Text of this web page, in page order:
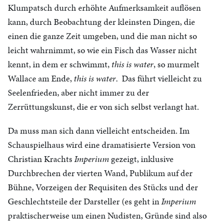
Klumpatsch durch erhöhte Aufmerksamkeit auflösen
kann, durch Beobachtung der kleinsten Dingen, die
einen die ganze Zeit umgeben, und die man nicht so
leicht wahrnimmt, so wie ein Fisch das Wasser nicht
kennt, in dem er schwimmt, this is water, so murmelt
Wallace am Ende, this is water. Das führt vielleicht zu
Seelenfrieden, aber nicht immer zu der
Zerrüttungskunst, die er von sich selbst verlangt hat.
Da muss man sich dann vielleicht entscheiden. Im
Schauspielhaus wird eine dramatisierte Version von
Christian Krachts Imperium gezeigt, inklusive
Durchbrechen der vierten Wand, Publikum auf der
Bühne, Vorzeigen der Requisiten des Stücks und der
Geschlechtsteile der Darsteller (es geht inImperium
praktischerweise um einen Nudisten, Gründe sind also